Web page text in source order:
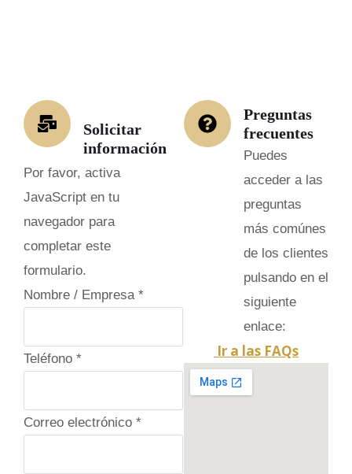
Solicitar
información
Por favor, activa
JavaScript en tu
navegador para
completar este
formulario.
Nombre / Empresa *
Teléfono *
Correo electrónico *
Preguntas
frecuentes
Puedes
acceder a las
preguntas
más comúnes
de los clientes
pulsando en el
siguiente
enlace:
Ir a las FAQs